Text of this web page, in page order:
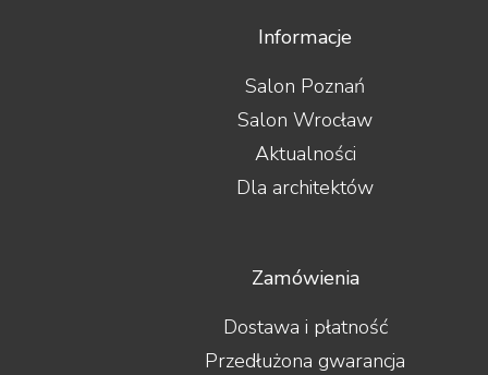
Informacje
Salon Poznań
Salon Wrocław
Aktualności
Dla architektów
Zamówienia
Dostawa i płatność
Przedłużona gwarancja